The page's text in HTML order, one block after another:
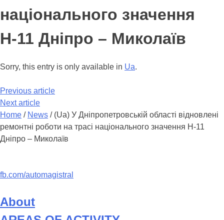
національного значення
Н-11 Дніпро – Миколаїв
Sorry, this entry is only available in Ua.
Previous article
Next article
Home / News / (Ua) У Дніпропетровській області відновлені
ремонтні роботи на трасі національного значення Н-11
Дніпро – Миколаїв
fb.com/automagistral
About